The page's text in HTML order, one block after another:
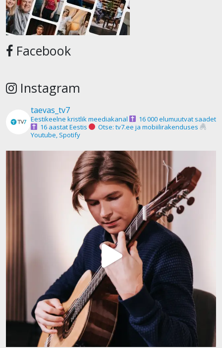
Facebook
Instagram
taevas_tv7
Eestikeelne kristlik meediakanal
16 000 elumuutvat saadet
16 aastat Eestis
Otse: tv7.ee ja mobiilirakenduses
Youtube, Spotify